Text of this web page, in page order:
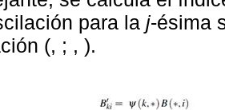
para la j-ésima
(, ; , ).